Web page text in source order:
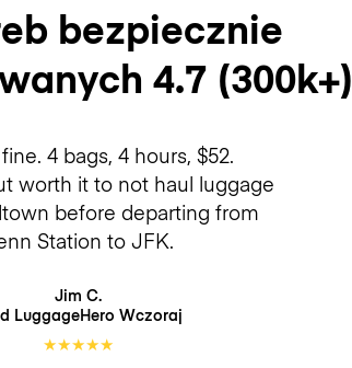
bezpiecznie
4.7 (300k+)
4 bags, 4 hours, $52.
worth it to not haul luggage
before departing from
Station to JFK.
Jim C.
LuggageHero Wczoraj
★★★★★